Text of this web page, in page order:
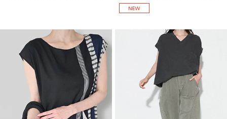
같이 매치해도 잘 어울린답니다!